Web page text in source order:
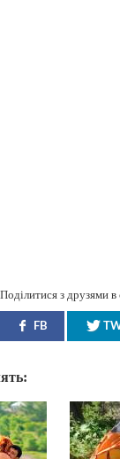
Поділитися з друзями
FB